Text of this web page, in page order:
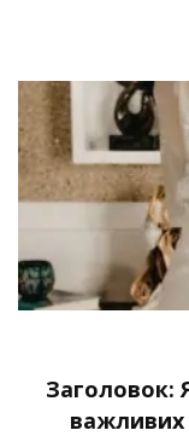
Заголовок:
важливих